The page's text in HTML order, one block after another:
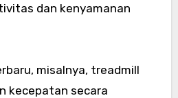
dan kenyamanan
misalnya, treadmill
kecepatan secara